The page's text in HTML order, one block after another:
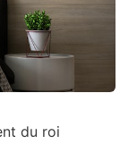
du roi